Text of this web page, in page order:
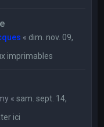
« dim. nov. 09,
imprimables
«sam. sept. 14,
ici